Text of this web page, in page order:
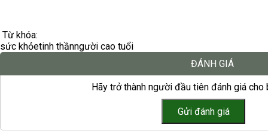
Từ khóa:
sức khỏetinh thầnngười cao tuổi
ĐÁNH GIÁ
Hãy trở thành người đầu tiên đánh giá cho